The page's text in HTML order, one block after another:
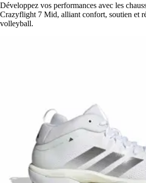
Développez vos performances avec les
Crazyflight 7 Mid, alliant confort, soutien et
volleyball.